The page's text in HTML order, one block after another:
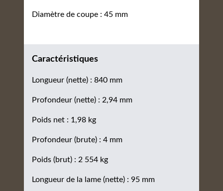
Diamètre de coupe : 45 mm
Caractéristiques
Longueur (nette) : 840 mm
Profondeur (nette) : 2,94 mm
Poids net : 1,98 kg
Profondeur (brute) : 4 mm
Poids (brut) : 2 554 kg
Longueur de la lame (nette) : 95 mm